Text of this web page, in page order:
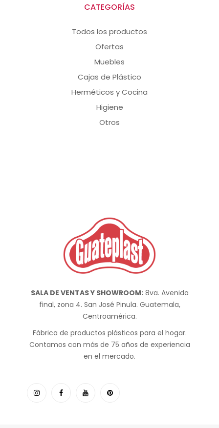
CATEGORÍAS
Todos los productos
Ofertas
Muebles
Cajas de Plástico
Herméticos y Cocina
Higiene
Otros
SALA DE VENTAS Y SHOWROOM:8va. Avenida
final, zona 4. San José Pinula. Guatemala,
Centroamérica.
Fábrica de productos plásticos para el hogar.
Contamos con más de 75 años de experiencia
en el mercado.